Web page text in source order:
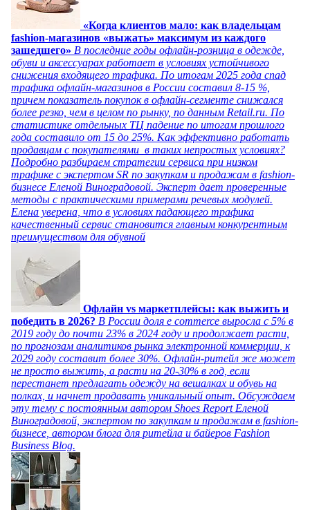
«Когда клиентов мало: как владельцам
fashion-магазинов «выжать» максимум из каждого
зашедшего» В последние годы офлайн-розница в одежде,
обуви и аксессуарах работает в условиях устойчивого
снижения входящего трафика. По итогам 2025 года спад
трафика офлайн-магазинов в России составил 8-15 %,
причем показатель покупок в офлайн-сегменте снижался
более резко, чем в целом по рынку, по данным Retail.ru. По
статистике отдельных ТЦ падение по итогам прошлого
года составило от 15 до 25%. Как эффективно работать
продавцам с покупателями в таких непростых условиях?
Подробно разбираем стратегии сервиса при низком
трафике с экспертом SR по закупкам и продажам в fashion-
бизнесе Еленой Виноградовой. Эксперт дает проверенные
методы с практическими примерами речевых модулей.
Елена уверена, что в условиях падающего трафика
качественный сервис становится главным конкурентным
преимуществом для обувной
Офлайн vs маркетплейсы: как выжить и
победить в 2026? В России доля e commerce выросла с 5% в
2019 году до почти 23% в 2024 году и продолжает расти,
по прогнозам аналитиков рынка электронной коммерции, к
2029 году составит более 30%. Офлайн-ритейл же может
не просто выжить, а расти на 20-30% в год, если
перестанет предлагать одежду на вешалках и обувь на
полках, и начнет продавать уникальный опыт. Обсуждаем
эту тему с постоянным автором Shoes Report Еленой
Виноградовой, экспертом по закупкам и продажам в fashion-
бизнесе, автором блога для ритейла и байеров Fashion
Business Blog.